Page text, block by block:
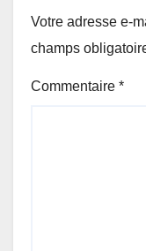
Votre adresse e-
champs
Commentaire *